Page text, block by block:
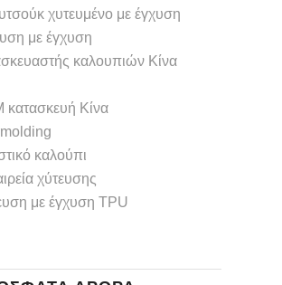
χυτευμένο με έγχυση
με έγχυση
καλουπιών Κίνα
κατασκευή Κίνα
καλούπι
χύτευσης
με έγχυση TPU